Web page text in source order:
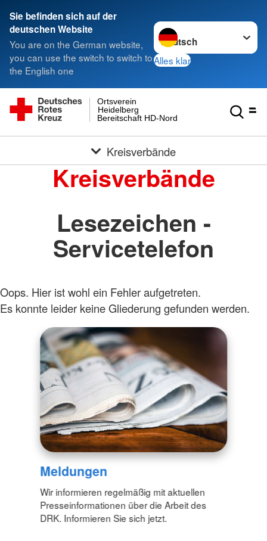
Sie befinden sich auf der
deutschen Website
You are on the German website,
you can use the switch to switch to
the English one
Sprache wechseln zu
Alles klar
Bereitschaft HD-Nord
Heidelberg
Ortsverein
Kreisverbände
Kreisverbände
Lesezeichen -
Servicetelefon
Oops. Hier ist wohl ein Fehler aufgetreten.
Es konnte leider keine Gliederung gefunden werden.
Meldungen
Wir informieren regelmäßig mit aktuellen
Presseinformationen über die Arbeit des
DRK. Informieren Sie sich jetzt.